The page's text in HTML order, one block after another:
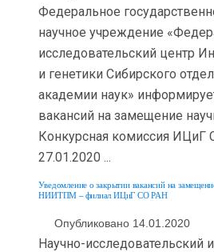
Федеральное
научное учреждение
исследовательский центр
и генетики Сибирского
академии наук»
вакансий на замещение
Конкурсная комиссия ИЦиГ
27.01.2020 ...
Уведомление о закрытии вакансий на
НИИТПМ – филиал ИЦиГ СО РАН
Опубликовано 14.01.2020
Научно-исследовательский